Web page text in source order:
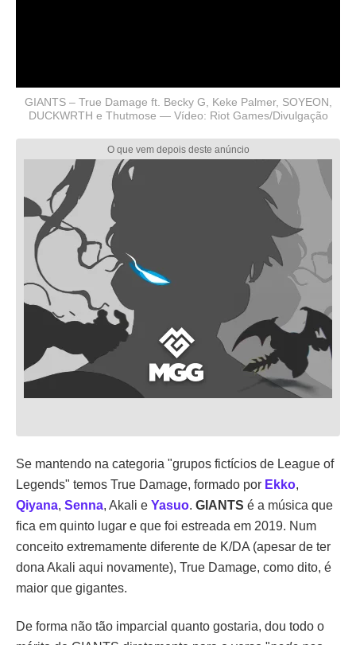
GIANTS – True Damage ft. Becky G, Keke Palmer, SOYEON,
DUCKWRTH e Thutmose — Vídeo: Riot Games/Divulgação
Se mantendo na categoria "grupos fictícios de League of
Legends" temos True Damage, formado por Ekko,
Qiyana, Senna, Akali e Yasuo. GIANTS é a música que
fica em quinto lugar e que foi estreada em 2019. Num
conceito extremamente diferente de K/DA (apesar de ter
dona Akali aqui novamente), True Damage, como dito, é
maior que gigantes.
De forma não tão imparcial quanto gostaria, dou todo o